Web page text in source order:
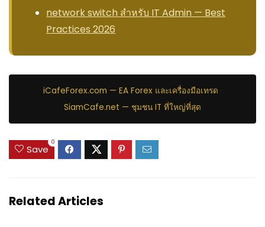
network switch สำหรับ IT Admin — Best
Practices 2026
iCafeForex.com — EA Forex และเครื่องมือเทรด ·
SiamCafe.net — ชุมชน IT ที่ใหญ่ที่สุด
Save
0
Related Articles